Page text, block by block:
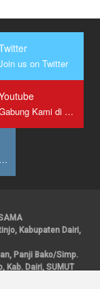
us on Twitter
Gabung Kami di Youtube
Join us on Instagram
Kabupaten Dairi,
Panji Bako/Simp.
Kab. Dairi, SUMUT